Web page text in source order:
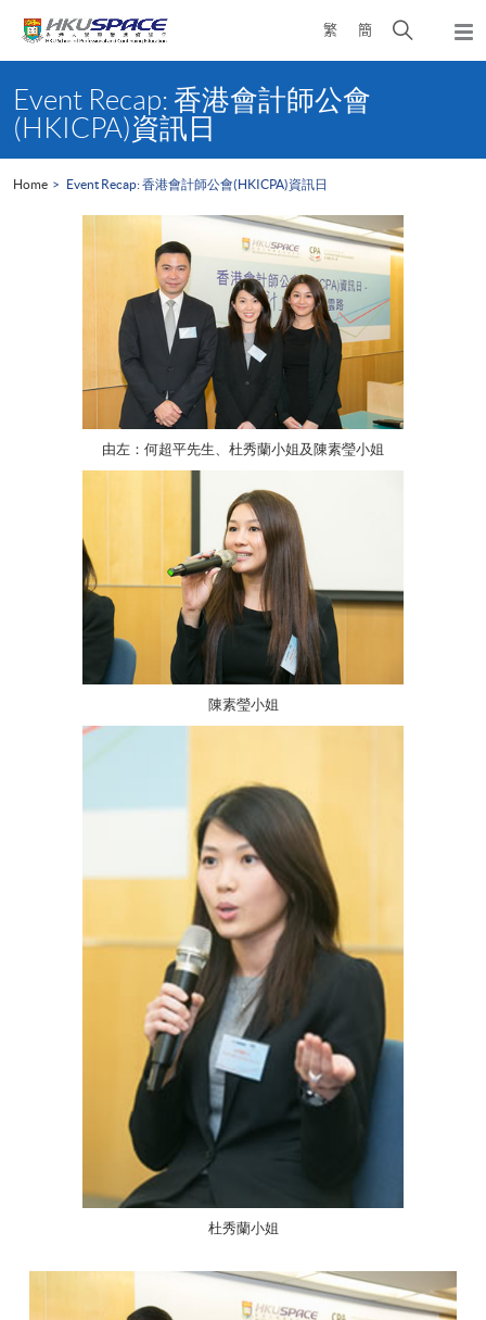
繁 簡
Open
search
content
startEvent Recap: 香港會計師公會
(HKICPA)資訊日
Home Event Recap: 香港會計師公會(HKICPA)資訊日
由左：何超平先生、杜秀蘭小姐及陳素瑩小姐
陳素瑩小姐
杜秀蘭小姐